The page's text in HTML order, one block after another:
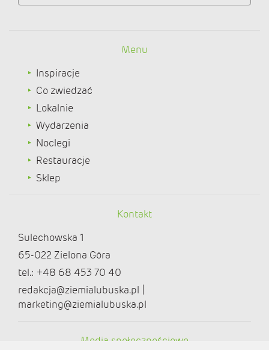
Menu
Inspiracje
Co zwiedzać
Lokalnie
Wydarzenia
Noclegi
Restauracje
Sklep
Kontakt
Sulechowska 1
65-022 Zielona Góra
tel.: +48 68 453 70 40
redakcja@ziemialubuska.pl |
marketing@ziemialubuska.pl
Media społecznościowe